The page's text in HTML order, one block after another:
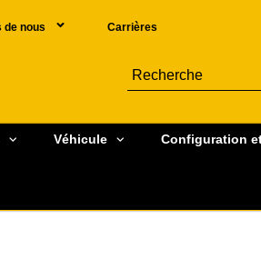
de nous Carrières
Véhicule Configuration